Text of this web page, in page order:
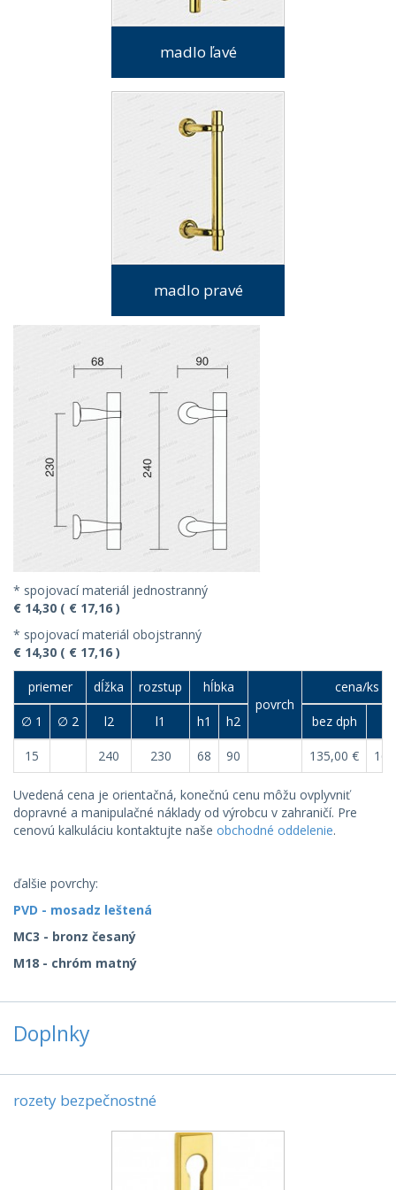
madlo ľavé
madlo pravé
* spojovací materiál jednostranný
€ 14,30 ( € 17,16 )
* spojovací materiál obojstranný
€ 14,30 ( € 17,16 )
priemer dĺžka rozstup
hĺbka
povrch
cena/ks
∅ 1 ∅ 2 l2 l1 h1 h2 bez dph
15 240 230 68 90 135,00 €
Uvedená cena je orientačná, konečnú cenu môžu ovplyvniť
dopravné a manipulačné náklady od výrobcu v zahraničí. Pre
cenovú kalkuláciu kontaktujte naše obchodné oddelenie.
ďalšie povrchy:
PVD - mosadz leštená
MC3 - bronz česaný
M18 - chróm matný
Doplnky
rozety bezpečnostné